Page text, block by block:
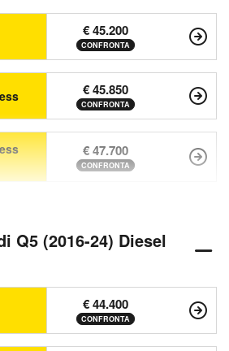
€ 45.200
CONFRONTA
€ 45.850
CONFRONTA
€ 47.700
CONFRONTA
Q5 (2016-24) Diesel
€ 44.400
CONFRONTA